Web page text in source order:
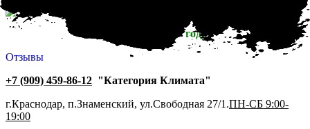
Работаем с 2007 года
Отзывы
+7 (909) 459-86-12 "Категория Климата"
г.Краснодар, п.Знаменский, ул.Свободная 27/1.ПН-СБ 9:00-
19:00